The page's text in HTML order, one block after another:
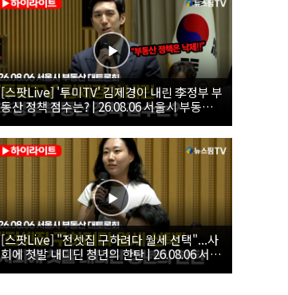
[스팟Live] '투미TV' 김제경이 내린 李정부 부
동산 정책 점수는? | 26.08.06 서울시 부동산
대토론회
[스팟Live] "전셋집 구하려다 월세 선택"...사
회에 첫발 내디딘 청년의 한탄 | 26.08.06 서울
시 부동산 대토론회